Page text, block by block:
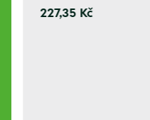
227,35 Kč